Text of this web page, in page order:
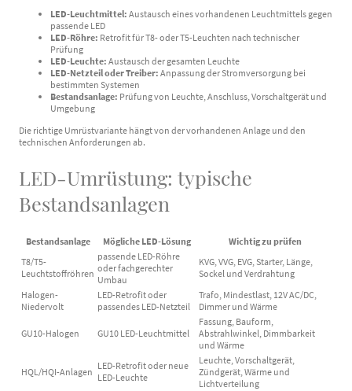
LED-Leuchtmittel: Austausch eines vorhandenen Leuchtmittels gegen
passende LED
LED-Röhre: Retrofit für T8- oder T5-Leuchten nach technischer
Prüfung
LED-Leuchte: Austausch der gesamten Leuchte
LED-Netzteil oder Treiber: Anpassung der Stromversorgung bei
bestimmten Systemen
Bestandsanlage: Prüfung von Leuchte, Anschluss, Vorschaltgerät und
Umgebung
Die richtige Umrüstvariante hängt von der vorhandenen Anlage und den
technischen Anforderungen ab.
LED-Umrüstung: typische
Bestandsanlagen
Bestandsanlage Mögliche LED-Lösung
Wichtig zu prüfen
T8/T5-
Leuchtstoffröhren
passende LED-Röhre
oder fachgerechter
Umbau
KVG, VVG, EVG, Starter, Länge,
Sockel und Verdrahtung
Halogen-
Niedervolt
LED-Retrofit oder
passendes LED-Netzteil
Trafo, Mindestlast, 12V AC/DC,
Dimmer und Wärme
GU10-Halogen GU10 LED-Leuchtmittel
Fassung, Bauform,
Abstrahlwinkel, Dimmbarkeit
und Wärme
HQL/HQI-Anlagen
LED-Retrofit oder neue
LED-Leuchte
Leuchte, Vorschaltgerät,
Zündgerät, Wärme und
Lichtverteilung